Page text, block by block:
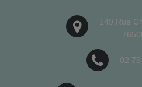
149 Rue
02